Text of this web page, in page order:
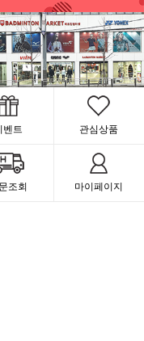
벤트 관심상품
조회 마이페이지